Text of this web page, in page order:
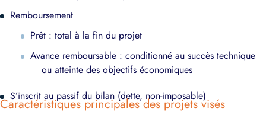
Remboursement
Prêt : total à la fin du projet
Avance remboursable : conditionné au succès technique
ou atteinte des objectifs économiques
S’inscrit au passif du bilan (dette, non-imposable)
Caractéristiques principales des projets visés